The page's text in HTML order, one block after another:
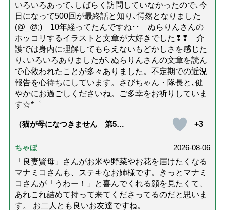
いろいろあって､しばらく訪問していなかったので､今
日になって500回が最終話と知り､愕然となりました
(@_@;) 10年経ってたんですね･･ ぬらりんさんの
ホッコリするイラストと文章が大好きでした❢❢ 介
護では身内に理解してもらえないもどかしさを感じた
り､いろいろありましたが､ぬらりんさんの文章を読ん
で心救われたことが多々ありました。不定期での近況
報告を心待ちにしています。さびちゃん・隊長と､健
やかにお過ごしくださいね。ご多幸をお祈りしていま
す☆*゜
（猫が母になつきません 第500
+3
ちゃぼ
2026-08-06
「良妻賢母」さんがお米や野菜やお花を届けたくなる
マナミコさんも、ステキなお姉様です。きっとマナミ
コさんが「うわー！」と喜んでくれる顔を見たくて、
あれこれ詰めて持って来てくださってるのだと思いま
す。 お二人とも良いお友達ですね。